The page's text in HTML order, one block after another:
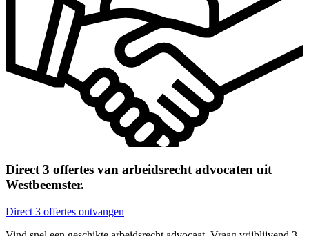
Direct 3 offertes van arbeidsrecht advocaten uit
Westbeemster.
Direct 3 offertes ontvangen